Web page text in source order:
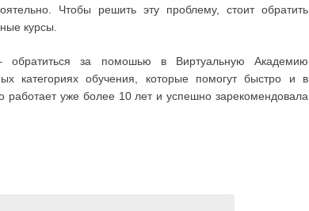
Чтобы решить эту проблему, стоит обратить
курсы.
обратиться за помошью в Виртуальную Академию
категориях обучения, которые помогут быстро и в
уже более 10 лет и успешно зарекомендовала